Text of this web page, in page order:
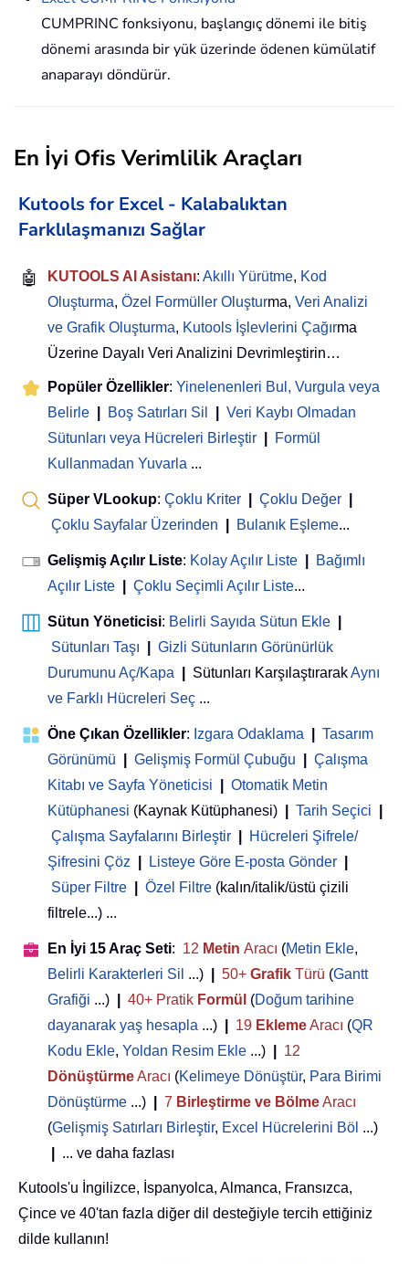
CUMPRINC fonksiyonu, başlangıç dönemi ile bitiş
dönemi arasında bir yük üzerinde ödenen kümülatif
anaparayı döndürür.
En İyi Ofis Verimlilik Araçları
Kutools for Excel - Kalabalıktan
Farklılaşmanızı Sağlar
🤖 KUTOOLS AI Asistanı: Akıllı Yürütme, Kod
Oluşturma, Özel Formüller Oluşturma, Veri Analizi
ve Grafik Oluşturma, Kutools İşlevlerini Çağırma
Üzerine Dayalı Veri Analizini Devrimleştirin…
Popüler Özellikler: Yinelenenleri Bul, Vurgula veya
Belirle
Boş Satırları Sil
Veri Kaybı Olmadan
Sütunları veya Hücreleri Birleştir
Formül
Kullanmadan Yuvarla ...
Süper VLookup: Çoklu Kriter Çoklu Değer
Çoklu Sayfalar Üzerinden
Bulanık Eşleme...
Gelişmiş Açılır Liste: Kolay Açılır Liste
Bağımlı
Açılır Liste
Çoklu Seçimli Açılır Liste...
Sütun Yöneticisi: Belirli Sayıda Sütun Ekle
Sütunları Taşı
Gizli Sütunların Görünürlük
Durumunu Aç/Kapa
Sütunları KarşılaştırarakAynı
ve Farklı Hücreleri Seç ...
Öne Çıkan Özellikler: Izgara Odaklama
Tasarım
Görünümü
Gelişmiş Formül Çubuğu
Çalışma
Kitabı ve Sayfa Yöneticisi
Otomatik Metin
Kütüphanesi (Kaynak Kütüphanesi) Tarih Seçici
Çalışma Sayfalarını Birleştir
Hücreleri Şifrele/
Şifresini Çöz
Listeye Göre E-posta Gönder
Süper Filtre
Özel Filtre (kalın/italik/üstü çizili
filtrele...) ...
En İyi 15 Araç Seti: 12 Metin Aracı (Metin Ekle,
Belirli Karakterleri Sil ...) 50+ Grafik Türü (Gantt
Grafiği ...) 40+ Pratik Formül (Doğum tarihine
dayanarak yaş hesapla ...) 19 EklemeAracı (QR
Kodu Ekle, Yoldan Resim Ekle ...)
12
DönüştürmeAracı (Kelimeye Dönüştür, Para Birimi
Dönüştürme ...) 7 Birleştirme ve BölmeAracı
(Gelişmiş Satırları Birleştir, Excel Hücrelerini Böl ...)
... ve daha fazlası
Kutools'u İngilizce, İspanyolca, Almanca, Fransızca,
Çince ve 40'tan fazla diğer dil desteğiyle tercih ettiğiniz
dilde kullanın!